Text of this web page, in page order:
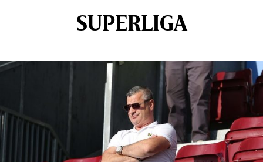
SUPERLIGA